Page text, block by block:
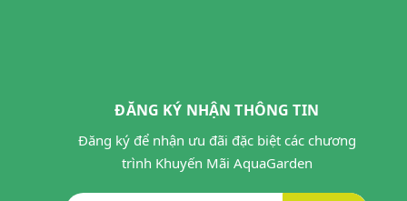
ĐĂNG KÝ NHẬN THÔNG TIN
Đăng ký để nhận ưu đãi đặc biệt các chương
trình Khuyến Mãi AquaGarden